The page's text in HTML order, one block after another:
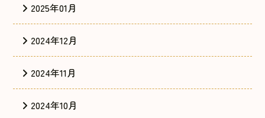
2025年01月
2024年12月
2024年11月
2024年10月